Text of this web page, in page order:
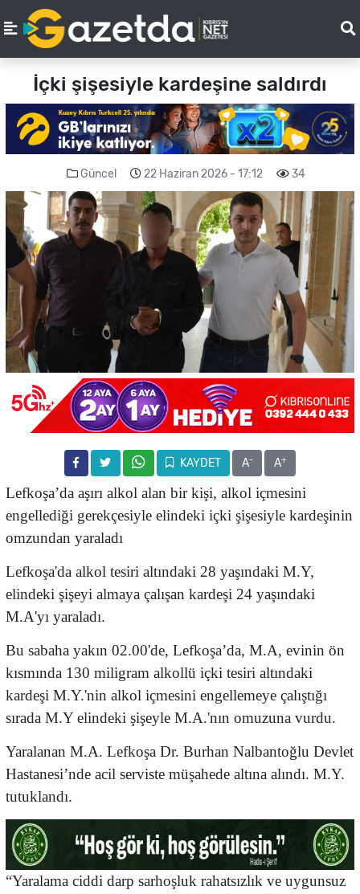
İçki şişesiyle kardeşine saldırdı
Güncel 22 Haziran 2026 - 17:12 34
KAYDET A- A+
Lefkoşa’da aşırı alkol alan bir kişi, alkol içmesini
engellediği gerekçesiyle elindeki içki şişesiyle kardeşinin
omzundan yaraladı
Lefkoşa'da alkol tesiri altındaki 28 yaşındaki M.Y,
elindeki şişeyi almaya çalışan kardeşi 24 yaşındaki
M.A'yı yaraladı.
Bu sabaha yakın 02.00'de, Lefkoşa’da, M.A, evinin ön
kısmında 130 miligram alkollü içki tesiri altındaki
kardeşi M.Y.'nin alkol içmesini engellemeye çalıştığı
sırada M.Y elindeki şişeyle M.A.'nın omuzuna vurdu.
Yaralanan M.A. Lefkoşa Dr. Burhan Nalbantoğlu Devlet
Hastanesi’nde acil serviste müşahede altına alındı. M.Y.
tutuklandı.
“Yaralama ciddi darp sarhoşluk rahatsızlık ve uygunsuz